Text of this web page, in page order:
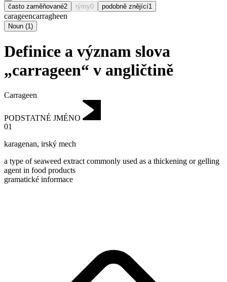
často zaměňované2 rýmy0 podobně znějící1
carageencarragheen
Noun (1)
Definice a význam slova
„carrageen“ v angličtině
Carrageen
PODSTATNÉ JMÉNO
01
karagenan, irský mech
a type of seaweed extract commonly used as a thickening or gelling
agent in food products
gramatické informace